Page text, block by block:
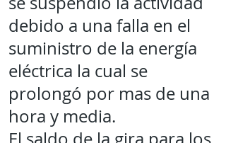
debido a una falla en el
suministro de la energía
eléctrica la cual se
prolongó por mas de una
hora y media.